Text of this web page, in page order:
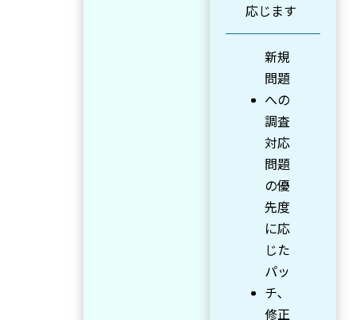
応じます
新規
問題
への
調査
対応
問題
の優
先度
に応
じた
パッ
チ､
修正